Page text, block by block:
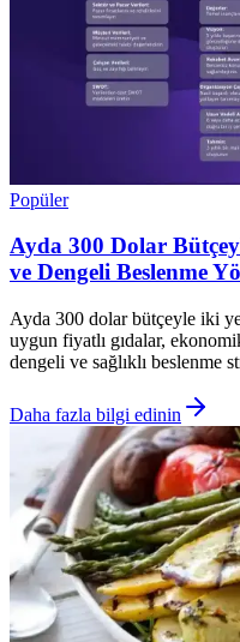
Popüler
Ayda 300 Dolar
ve Dengeli Beslenme
Ayda 300 dolar bütçeyle iki
uygun fiyatlı gıdalar,
dengeli ve sağlıklı beslenme
Daha fazla bilgi edinin